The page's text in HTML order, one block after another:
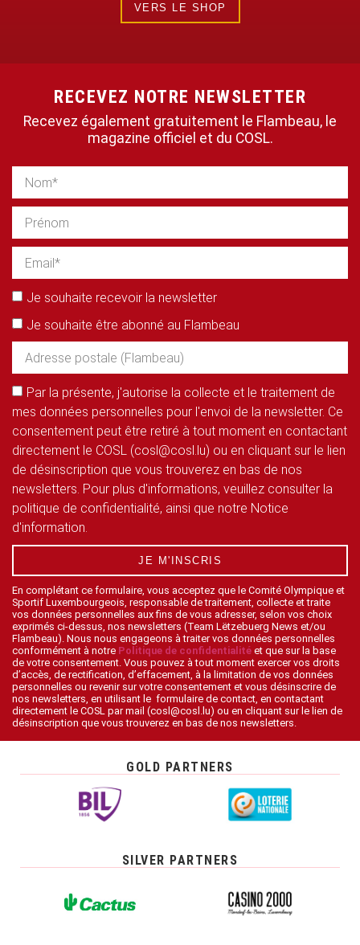
VERS LE SHOP
RECEVEZ NOTRE NEWSLETTER
Recevez également gratuitement le Flambeau, le
magazine officiel et du COSL.
Je souhaite recevoir la newsletter
Je souhaite être abonné au Flambeau
Par la présente, j'autorise la collecte et le traitement de
mes données personnelles pour l'envoi de la newsletter. Ce
consentement peut être retiré à tout moment en contactant
directement le COSL (cosl@cosl.lu) ou en cliquant sur le lien
de désinscription que vous trouverez en bas de nos
newsletters. Pour plus d'informations, veuillez consulter la
politique de confidentialité, ainsi que notre Notice
d'information.
JE M'INSCRIS
En complétant ce formulaire, vous acceptez que le Comité Olympique et
Sportif Luxembourgeois, responsable de traitement, collecte et traite
vos données personnelles aux fins de vous adresser, selon vos choix
exprimés ci-dessus, nos newsletters (Team Lëtzebuerg News et/ou
Flambeau). Nous nous engageons à traiter vos données personnelles
conformément à notre Politique de confidentialité et que sur la base
de votre consentement. Vous pouvez à tout moment exercer vos droits
d’accès, de rectification, d’effacement, à la limitation de vos données
personnelles ou revenir sur votre consentement et vous désinscrire de
nos newsletters, en utilisant le formulaire de contact, en contactant
directement le COSL par mail (cosl@cosl.lu) ou en cliquant sur le lien de
désinscription que vous trouverez en bas de nos newsletters.
GOLD PARTNERS
SILVER PARTNERS